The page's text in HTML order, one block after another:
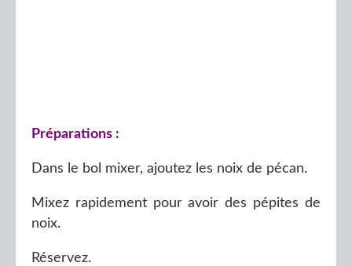
Préparations :
Dans le bol mixer, ajoutez les noix de pécan.
Mixez rapidement pour avoir des pépites de
noix.
Réservez.